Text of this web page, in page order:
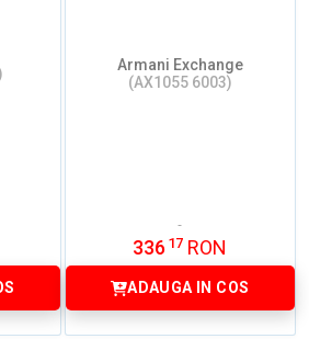
Armani Exchange
(AX1055 6003)
336 17 RON
ADAUGA IN COS